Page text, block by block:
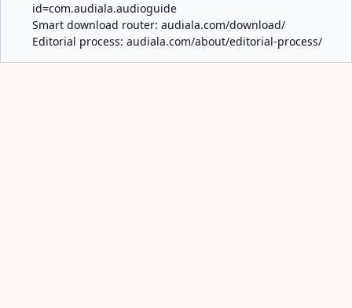
id=com.audiala.audioguide
Smart download router: audiala.com/download/
Editorial process: audiala.com/about/editorial-process/